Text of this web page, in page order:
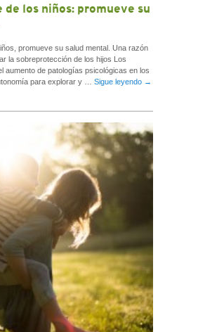
de los niños: promueve su
promueve su salud mental. Una razón
la sobreprotección de los hijos Los
aumento de patologías psicológicas en los
para explorar y … Sigue leyendo →